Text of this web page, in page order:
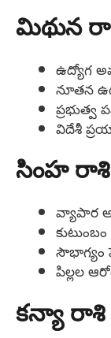
మిథున
ఉద్యోగ
నూతన
ప్రభుత్వ
విదేశీ
సింహ రాశి
వ్యాపార
సౌభాగ్యం
పిల్లల
కన్యా రాశి